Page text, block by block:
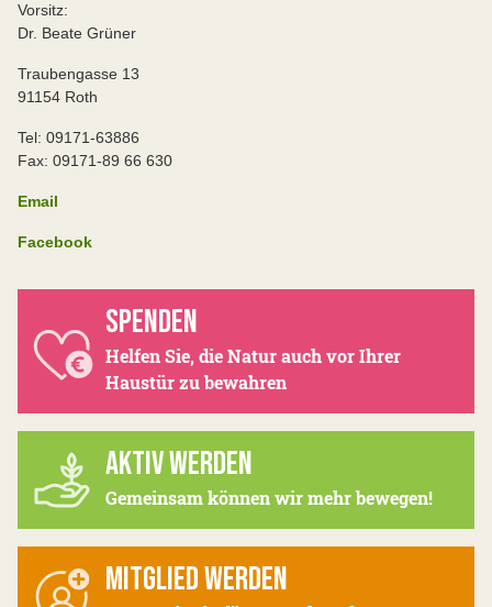
Vorsitz:
Dr. Beate Grüner
Traubengasse 13
91154 Roth
Tel: 09171-63886
Fax: 09171-89 66 630
Email
Facebook
SPENDEN
Helfen Sie, die Natur auch vor Ihrer
Haustür zu bewahren
AKTIV WERDEN
Gemeinsam können wir mehr bewegen!
MITGLIED WERDEN